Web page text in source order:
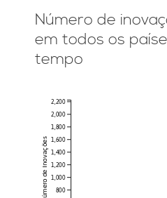
Número de
em todos os
tempo
800
1,000
1,200
1,400
1,600
1,800
2,000
2,200
Número de Inovações